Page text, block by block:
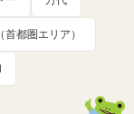
首都圏エリア）